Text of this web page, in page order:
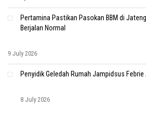
Pertamina Pastikan Pasokan BBM di
Berjalan Normal
9 July 2026
Penyidik Geledah Rumah Jampidsus
8 July 2026